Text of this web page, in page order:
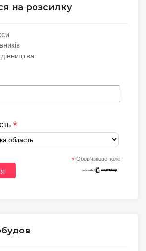
на розсилку
*
* Обов'язкове поле